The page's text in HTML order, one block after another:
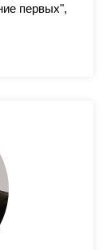
первых",